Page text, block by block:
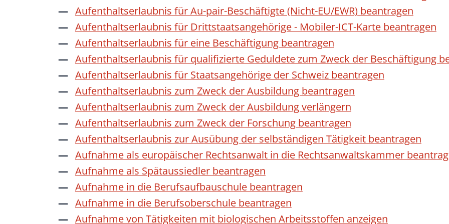
Aufenthaltserlaubnis für Au-pair-Beschäftigte (Nicht-EU/EWR) beantragen
Aufenthaltserlaubnis für Drittstaatsangehörige - Mobiler-ICT-Karte beantragen
Aufenthaltserlaubnis für eine Beschäftigung beantragen
Aufenthaltserlaubnis für qualifizierte Geduldete zum Zweck der Beschäftigung
Aufenthaltserlaubnis für Staatsangehörige der Schweiz beantragen
Aufenthaltserlaubnis zum Zweck der Ausbildung beantragen
Aufenthaltserlaubnis zum Zweck der Ausbildung verlängern
Aufenthaltserlaubnis zum Zweck der Forschung beantragen
Aufenthaltserlaubnis zur Ausübung der selbständigen Tätigkeit beantragen
Aufnahme als europäischer Rechtsanwalt in die Rechtsanwaltskammer
Aufnahme als Spätaussiedler beantragen
Aufnahme in die Berufsaufbauschule beantragen
Aufnahme in die Berufsoberschule beantragen
Aufnahme von Tätigkeiten mit biologischen Arbeitsstoffen anzeigen